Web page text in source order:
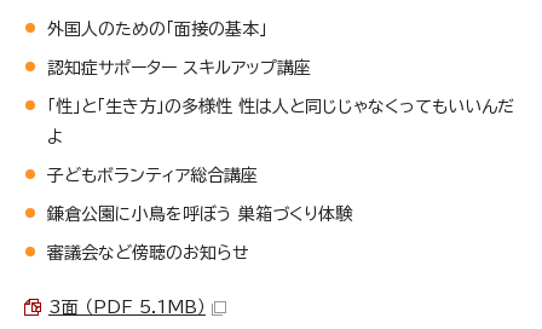
外国人のための「面接の基本」
認知症サポーター スキルアップ講座
「性」と「生き方」の多様性 性は人と同じじゃなくってもいいんだ
よ
子どもボランティア総合講座
鎌倉公園に小鳥を呼ぼう 巣箱づくり体験
審議会など傍聴のお知らせ
3面 （PDF 5.1MB）